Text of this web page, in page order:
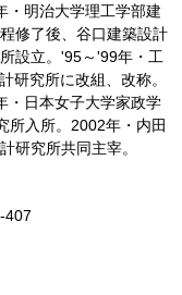
・明治大学理工学部建
修了後、谷口建築設計
設立。'95～'99年・工
研究所に改組、改称。
・日本女子大学家政学
所入所。2002年・内田
研究所共同主宰。
407